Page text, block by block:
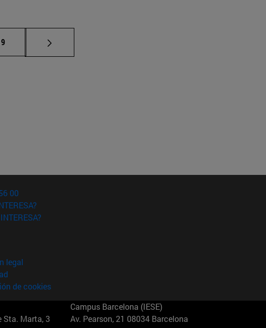
Use TAB para desplazarse.
00
legal
de cookies
Sta. Marta, 3
Campus Barcelona (IESE)
Av. Pearson, 21 08034 Barcelona